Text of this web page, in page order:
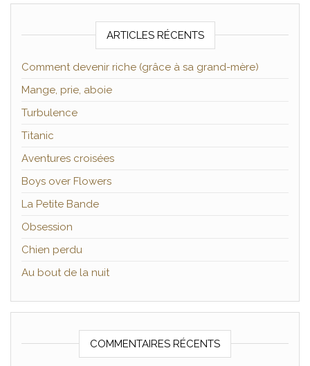
ARTICLES RÉCENTS
Comment devenir riche (grâce à sa grand-mère)
Mange, prie, aboie
Turbulence
Titanic
Aventures croisées
Boys over Flowers
La Petite Bande
Obsession
Chien perdu
Au bout de la nuit
COMMENTAIRES RÉCENTS